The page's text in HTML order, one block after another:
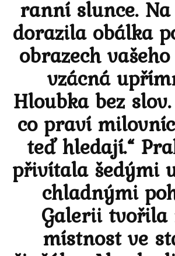
ranní slunce.
dorazila obálka
obrazech
vzácná
Hloubka bez
co praví
teď hledají.“
přivítala šedými
chladnými
Galerii tvořila
místnost ve